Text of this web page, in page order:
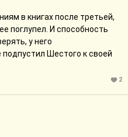
в книгах после третьей,
поглупел. И способность
у него
Шестого к своей
2